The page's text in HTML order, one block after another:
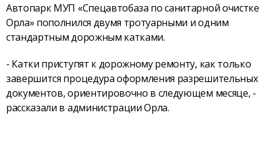
Автопарк МУП «Спецавтобаза по санитарной очистке
Орла» пополнился двумя тротуарными и одним
стандартным дорожным катками.
- Катки приступят к дорожному ремонту, как только
завершится процедура оформления разрешительных
документов, ориентировочно в следующем месяце, -
рассказали в администрации Орла.